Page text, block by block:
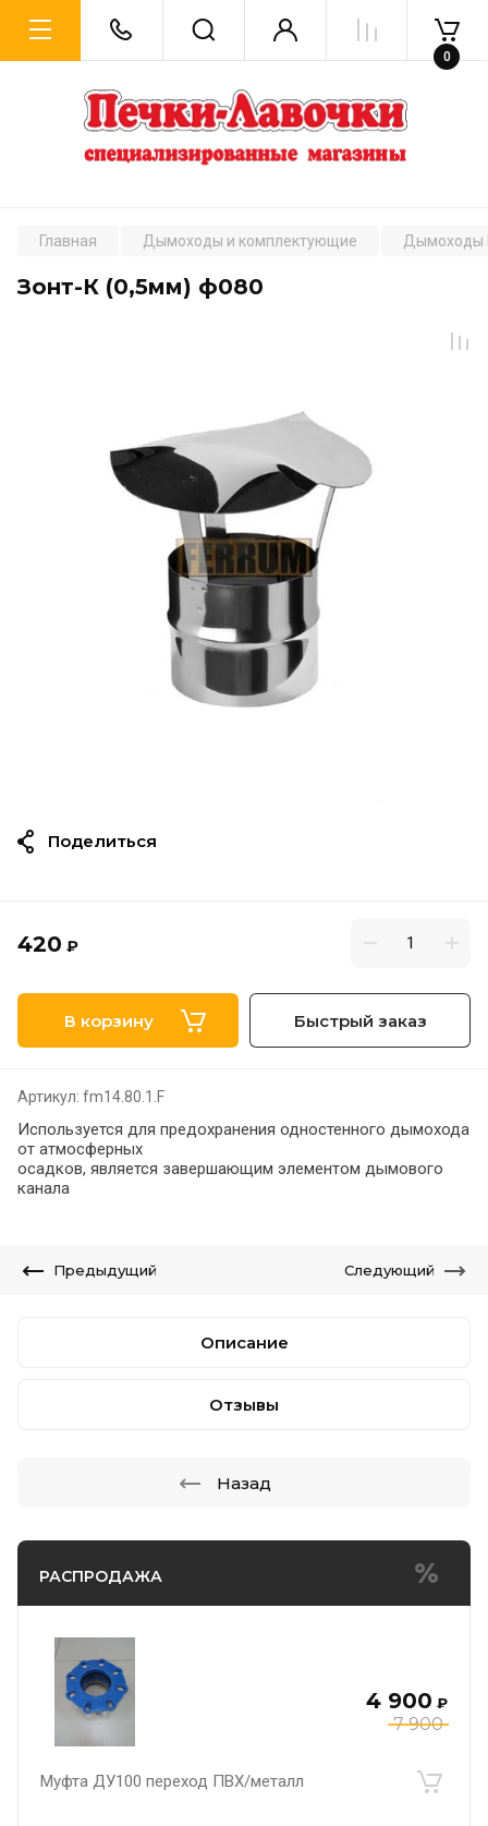
0
РАСПРОДАЖА
7 900
4 900 ₽
Муфта ДУ100 переход ПВХ/металл
Главная Дымоходы и комплектующие Дымоходы
Зонт-К (0,5мм) ф080
420 ₽
В корзину Быстрый заказ
Артикул: fm14.80.1.F
Используется для предохранения одностенного дымохода
от атмосферных
осадков, является завершающим элементом дымового
канала
Поделиться
Предыдущий Следующий
Описание
Отзывы
Назад